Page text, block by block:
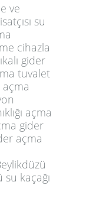
ve
su
cihazla
gider
tuvalet
açma
açma
gider
açma
su kaçağı